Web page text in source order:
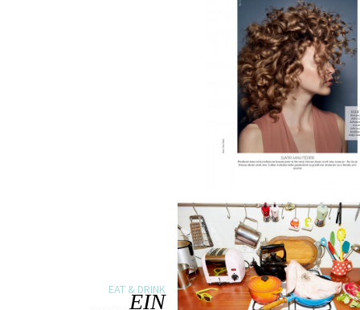
EAT & DRINK
EIN